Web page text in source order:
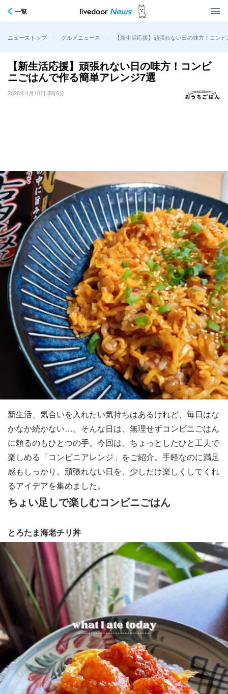
一覧
ニューストップ > グルメニュース > 【新生活応援】頑張れない日の味方！コン
【新生活応援】頑張れない日の味方！コンビ
ニごはんで作る簡単アレンジ7選
2026年4月10日 8時0分
新生活、気合いを入れたい気持ちはあるけれど、毎日はな
かなか続かない…。そんな日は、無理せずコンビニごはん
に頼るのもひとつの手。今回は、ちょっとしたひと工夫で
楽しめる「コンビニアレンジ」をご紹介。手軽なのに満足
感もしっかり。頑張れない日を、少しだけ楽しくしてくれ
るアイデアを集めました。
ちょい足しで楽しむコンビニごはん
とろたま海老チリ丼